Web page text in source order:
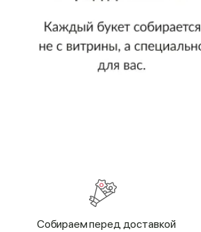
Cобираем перед доставкой